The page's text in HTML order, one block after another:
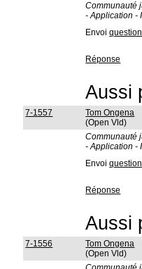
Communauté
- Application -
Envoiquestion
Réponse
Aussi
7-1557
Tom Ongena
(Open Vld)
Communauté
- Application -
Envoiquestion
Réponse
Aussi
7-1556
Tom Ongena
(Open Vld)